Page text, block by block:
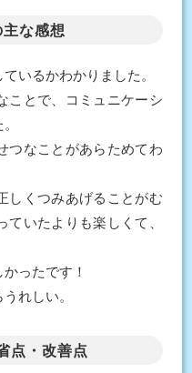
な感想
いるかわかりました。
ことで、コミュニケーシ
つなことがあらためてわ
しくつみあげることがむ
いたよりも楽しくて、
ったです！
れしい。
点・改善点